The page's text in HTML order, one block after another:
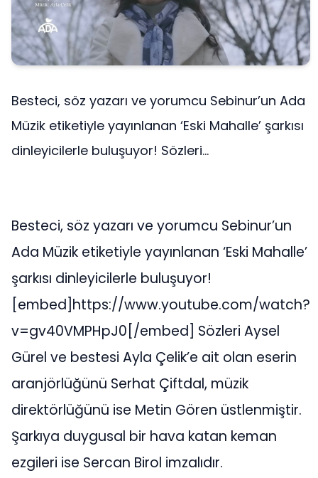
Besteci, söz yazarı ve yorumcu Sebinur’un Ada
Müzik etiketiyle yayınlanan ‘Eski Mahalle’ şarkısı
dinleyicilerle buluşuyor! Sözleri...
Besteci, söz yazarı ve yorumcu Sebinur’un
Ada Müzik etiketiyle yayınlanan ‘Eski Mahalle’
şarkısı dinleyicilerle buluşuyor!
[embed]https://www.youtube.com/watch?
v=gv40VMPHpJ0[/embed] Sözleri Aysel
Gürel ve bestesi Ayla Çelik’e ait olan eserin
aranjörlüğünü Serhat Çiftdal, müzik
direktörlüğünü ise Metin Gören üstlenmiştir.
Şarkıya duygusal bir hava katan keman
ezgileri ise Sercan Birol imzalıdır.